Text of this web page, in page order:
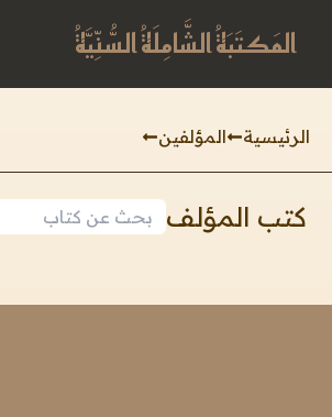
المَكتَبَةُ الشَّامِلَةُ السُّنِّيَّةُ
الرئيسية المؤلفين
كتب المؤلف